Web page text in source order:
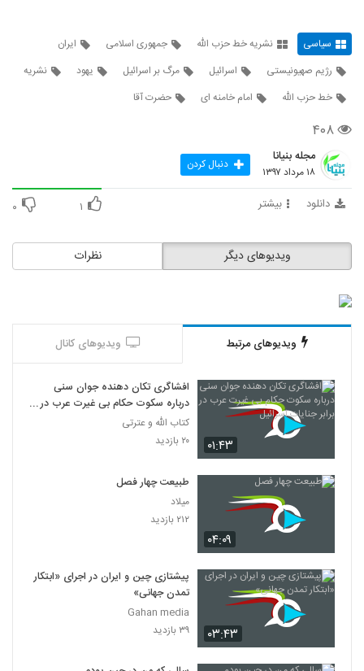
سیاسی نشریه خط حزب الله جمهوری اسلامی
ایران
رژیم صهیونیستی
اسرائیل مرگ بر اسرائیل یهود
نشریه
خط حزب الله
امام خامنه ای حضرت آقا
۴۰۸
مجله بنیانا
۱۸ مرداد ۱۳۹۷ دنبال کردن
دانلود بیشتر ۱ ۰
نظرات ویدیوهای دیگر
ویدیوهای مرتبط ویدیوهای کانال
۰۱:۴۳
افشاگری تکان دهنده جوان سنی
درباره سکوت حکام بی غیرت عرب در
برابر جنایات اسرائیل
کتاب الله و عترتی
۲۰ بازدید
۰۴:۰۹
طبیعت چهار فصل
میلاد
۲۱۲ بازدید
۰۳:۴۳
پیشتازی چین و ایران در اجرای «ابتکار
تمدن جهانی»
Gahan media
۳۹ بازدید